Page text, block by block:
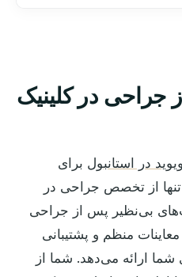
در کلینیک
در استانبول برای
از تخصص جراحی در
بی‌نظیر پس از جراحی
معاینات منظم و پشتیبانی
شما ارائه می‌دهد. شما از